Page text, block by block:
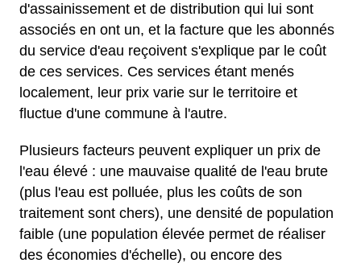
d'assainissement et de distribution qui lui sont
associés en ont un, et la facture que les abonnés
du service d'eau reçoivent s'explique par le coût
de ces services. Ces services étant menés
localement, leur prix varie sur le territoire et
fluctue d'une commune à l'autre.
Plusieurs facteurs peuvent expliquer un prix de
l'eau élevé : une mauvaise qualité de l'eau brute
(plus l'eau est polluée, plus les coûts de son
traitement sont chers), une densité de population
faible (une population élevée permet de réaliser
des économies d'échelle), ou encore des